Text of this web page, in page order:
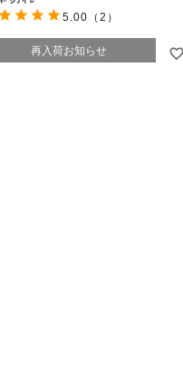
再入荷お知らせ
5.00 （2）